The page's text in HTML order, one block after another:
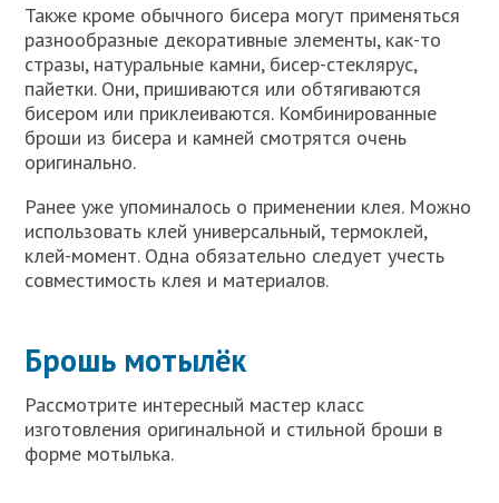
Также кроме обычного бисера могут применяться
разнообразные декоративные элементы, как-то
стразы, натуральные камни, бисер-стеклярус,
пайетки. Они, пришиваются или обтягиваются
бисером или приклеиваются. Комбинированные
броши из бисера и камней смотрятся очень
оригинально.
Ранее уже упоминалось о применении клея. Можно
использовать клей универсальный, термоклей,
клей-момент. Одна обязательно следует учесть
совместимость клея и материалов.
Брошь мотылёк
Рассмотрите интересный мастер класс
изготовления оригинальной и стильной броши в
форме мотылька.